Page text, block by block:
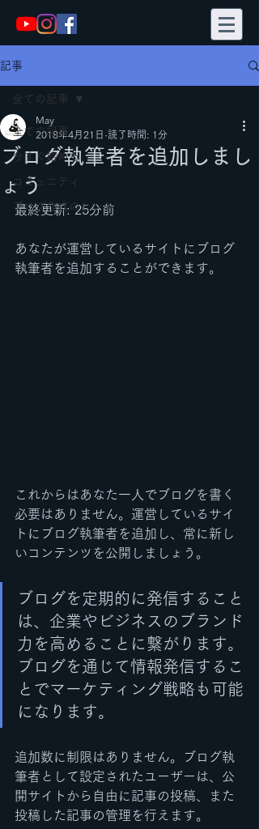
記事
全ての記事
今すぐ始める
コミュニティ
ブログ作成のヒント
全ての記事
ブログ執筆者を追加しまし
ょう
May
2018年4月21日 読了時間: 1分
最終更新: 25分前
あなたが運営しているサイトにブログ
執筆者を追加することができます。
これからはあなた一人でブログを書く
必要はありません。運営しているサイ
トにブログ執筆者を追加し、常に新し
いコンテンツを公開しましょう。
ブログを定期的に発信すること
は、企業やビジネスのブランド
力を高めることに繋がります。
ブログを通じて情報発信するこ
とでマーケティング戦略も可能
になります。
追加数に制限はありません。ブログ執
筆者として設定されたユーザーは、公
開サイトから自由に記事の投稿、また
投稿した記事の管理を行えます。